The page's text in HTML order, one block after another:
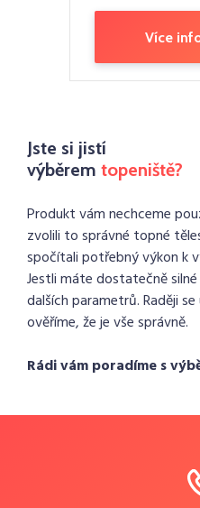
Více
Jste si jistí
výběrem topeniště?
Produkt vám nechceme
zvolili to správné topné
spočítali potřebný výkon k
Jestli máte dostatečně
dalších parametrů. Raději
ověříme, že je vše správně.
Rádi vám poradíme s